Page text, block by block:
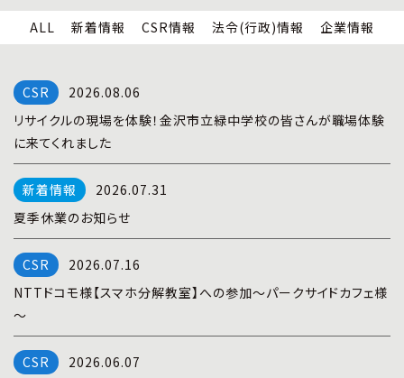
企業情報
全国事業所紹介
全国の回収対応
プライバシーポリシー
ALL 新着情報 CSR情報 法令(行政)情報 企業情報
2026.08.06
リサイクルの現場を体験！金沢市立緑中学校の皆さんが職場体験
に来てくれました
2026.07.31
夏季休業のお知らせ
2026.07.16
NTTドコモ様【スマホ分解教室】への参加～パークサイドカフェ様
～
2026.06.07